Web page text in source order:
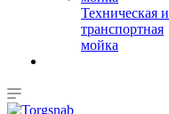
Техническая и
транспортная
мойка